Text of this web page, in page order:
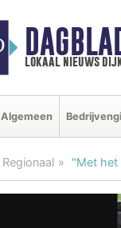
lokaal nieuws
Algemeen
Regionaal "Met het